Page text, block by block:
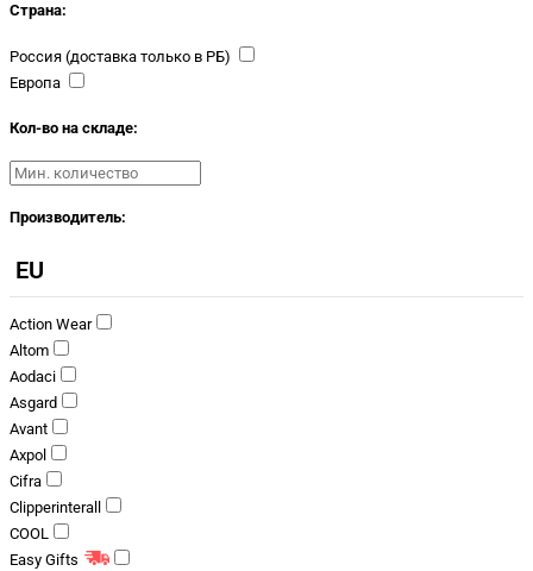
Страна:
Россия (доставка только в РБ)
Европа
Кол-во на складе:
Производитель:
EU
Action Wear
Altom
Aodaci
Asgard
Avant
Axpol
Cifra
Clipperinterall
COOL
Easy Gifts